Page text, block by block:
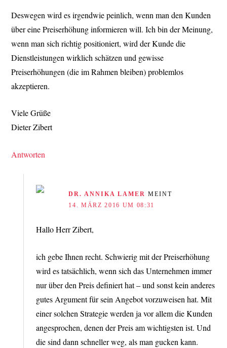
Deswegen wird es irgendwie peinlich, wenn man den Kunden
über eine Preiserhöhung informieren will. Ich bin der Meinung,
wenn man sich richtig positioniert, wird der Kunde die
Dienstleistungen wirklich schätzen und gewisse
Preiserhöhungen (die im Rahmen bleiben) problemlos
akzeptieren.
Viele Grüße
Dieter Zibert
Antworten
DR. ANNIKA LAMER MEINT
14. MÄRZ 2016 UM 08:31
Hallo Herr Zibert,
ich gebe Ihnen recht. Schwierig mit der Preiserhöhung
wird es tatsächlich, wenn sich das Unternehmen immer
nur über den Preis definiert hat – und sonst kein anderes
gutes Argument für sein Angebot vorzuweisen hat. Mit
einer solchen Strategie werden ja vor allem die Kunden
angesprochen, denen der Preis am wichtigsten ist. Und
die sind dann schneller weg, als man gucken kann.